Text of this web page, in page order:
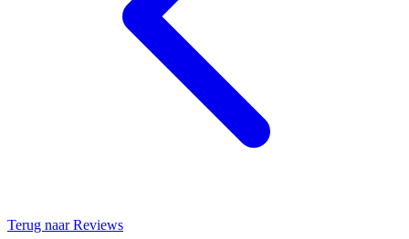
Terug naar Reviews